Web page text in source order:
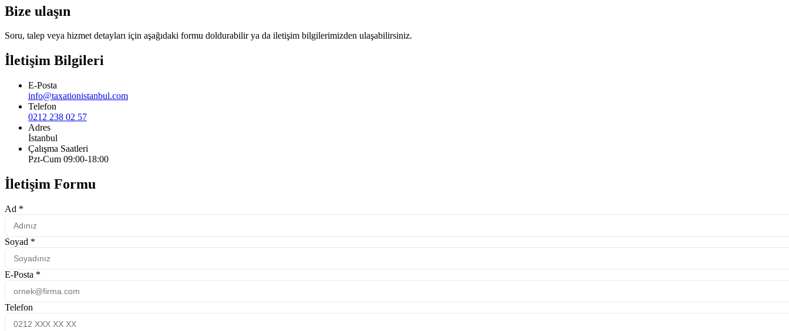
Bize ulaşın
Soru, talep veya hizmet detayları için aşağıdaki formu doldurabilir ya da iletişim bilgilerimizden ulaşabilirsiniz.
İletişim Bilgileri
E-Posta
info@taxationistanbul.com
Telefon
0212 238 02 57
Adres
İstanbul
Çalışma Saatleri
Pzt-Cum 09:00-18:00
İletişim Formu
Ad *
Soyad *
E-Posta *
Telefon